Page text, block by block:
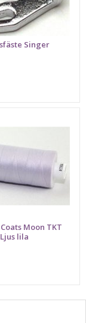
Singer
Moon TKT
lila